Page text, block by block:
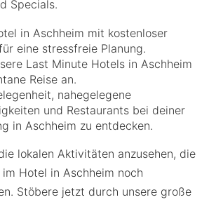
Specials.
in Aschheim mit kostenloser
eine stressfreie Planung.
Last Minute Hotels in Aschheim
Reise an.
nahegelegene
und Restaurants bei deiner
in Aschheim zu entdecken.
lokalen Aktivitäten anzusehen, die
Hotel in Aschheim noch
Stöbere jetzt durch unsere große